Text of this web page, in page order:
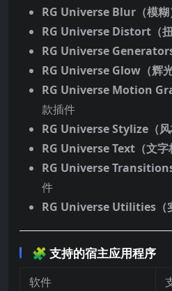
RG Universe Blur（模糊
RG Universe Distort（扭
RG Universe Generators
RG Universe Glow（辉光
RG Universe Motion
款插件
RG Universe Stylize（风
RG Universe Text（文字
RG Universe Transitions
件
RG Universe Utilities（
🧩 支持的宿主应用程序
软件